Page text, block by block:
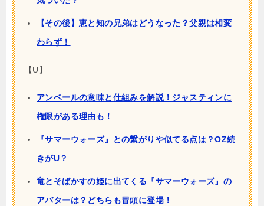
【その後】恵と知の兄弟はどうなった？父親は相変
わらず！
【U】
アンベールの意味と仕組みを解説！ジャスティンに
権限がある理由も！
『サマーウォーズ』との繋がりや似てる点は？OZ続
きがU？
竜とそばかすの姫に出てくる『サマーウォーズ』の
アバターは？どちらも冒頭に登場！